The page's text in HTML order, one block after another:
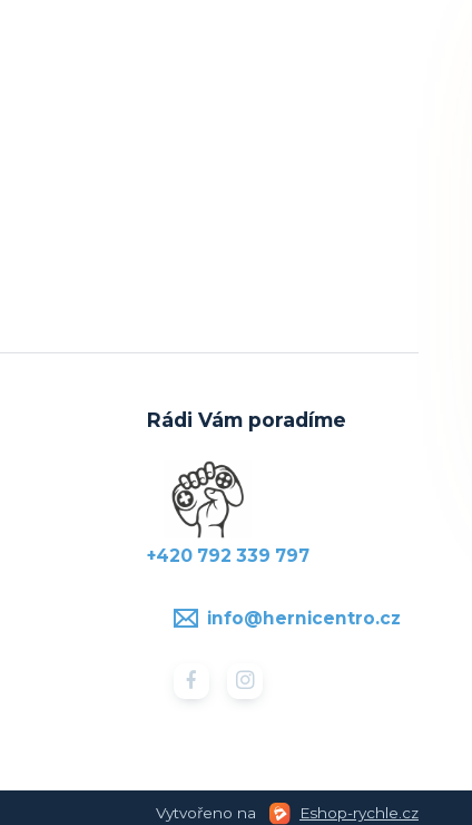
Rádi Vám poradíme
+420 792 339 797
info@hernicentro.cz
Vytvořeno na Eshop-rychle.cz